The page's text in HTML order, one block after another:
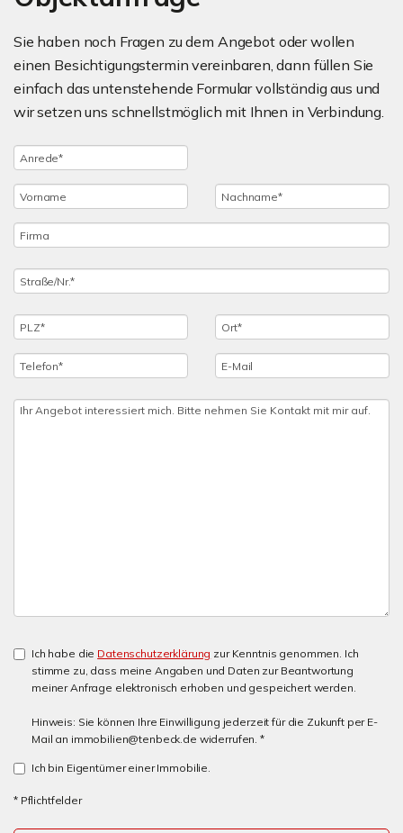
Sie haben noch Fragen zu dem Angebot oder wollen
einen Besichtigungstermin vereinbaren, dann füllen Sie
einfach das untenstehende Formular vollständig aus und
wir setzen uns schnellstmöglich mit Ihnen in Verbindung.
Ich habe die Datenschutzerklärung zur Kenntnis genommen. Ich
stimme zu, dass meine Angaben und Daten zur Beantwortung
meiner Anfrage elektronisch erhoben und gespeichert werden.
Hinweis: Sie können Ihre Einwilligung jederzeit für die Zukunft per E-
Mail an immobilien@tenbeck.de widerrufen. *
Ich bin Eigentümer einer Immobilie.
* Pflichtfelder